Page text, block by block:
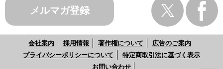
メルマガ登録
会社案内 採用情報 著作権について
広告のご案内
プライバシーポリシーについて
特定商取引法に基づく表示
お問い合わせ